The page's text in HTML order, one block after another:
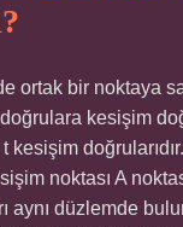
ortak bir noktaya
kesişim
kesişim
noktası A
aynı düzlemde